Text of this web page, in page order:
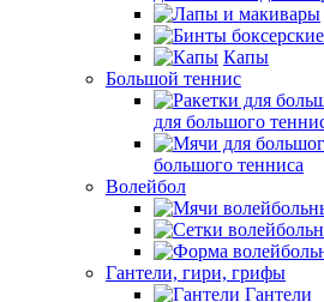
Капы
Большой теннис
для большого
большого тенниса
Волейбол
Гантели, гири, грифы
Гантели